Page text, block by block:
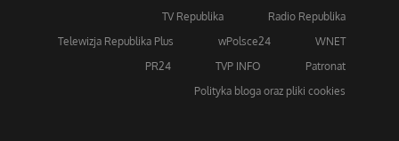
TV Republika
Radio Republika
Telewizja Republika Plus
wPolsce24
WNET
PR24
TVP INFO
Patronat
Polityka bloga oraz pliki cookies